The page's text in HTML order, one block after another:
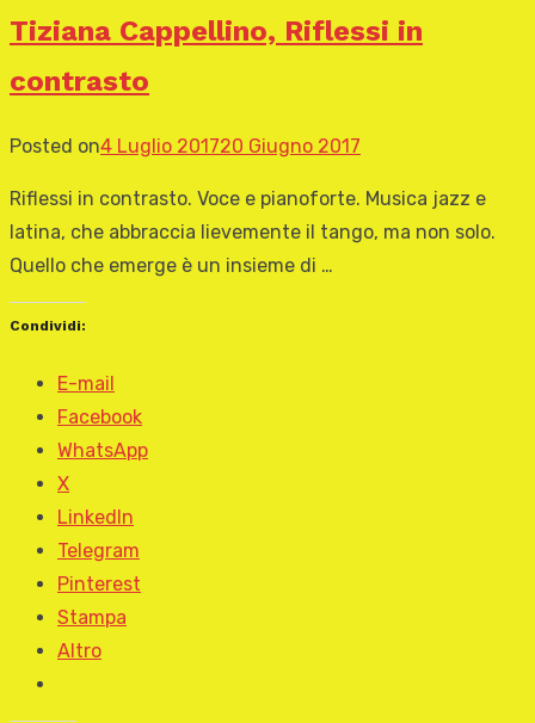
Tiziana Cappellino, Riflessi in
contrasto
Posted on4 Luglio 201720 Giugno 2017
Riflessi in contrasto. Voce e pianoforte. Musica jazz e
latina, che abbraccia lievemente il tango, ma non solo.
Quello che emerge è un insieme di …
Condividi:
E-mail
Facebook
WhatsApp
X
LinkedIn
Telegram
Pinterest
Stampa
Altro